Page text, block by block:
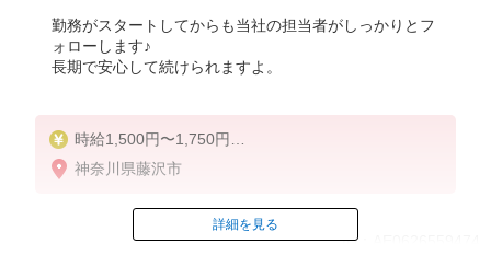
勤務がスタートしてからも当社の担当者がしっかりとフ
ォローします♪
長期で安心して続けられますよ。
時給1,500円〜1,750円
★週払いOK（規定あり）
神奈川県藤沢市
ID：AE0626559474
詳細を見る